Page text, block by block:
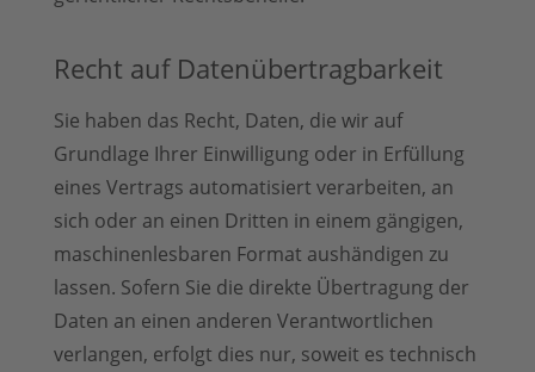
Recht auf Daten­übertrag­barkeit
Sie haben das Recht, Daten, die wir auf
Grundlage Ihrer Einwilligung oder in Erfüllung
eines Vertrags automatisiert verarbeiten, an
sich oder an einen Dritten in einem gängigen,
maschinenlesbaren Format aushändigen zu
lassen. Sofern Sie die direkte Übertragung der
Daten an einen anderen Verantwortlichen
verlangen, erfolgt dies nur, soweit es technisch